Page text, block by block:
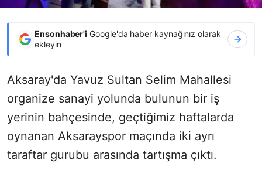
Ensonhaber'i Google'da haber kaynağınız olarak
ekleyin
Aksaray'da Yavuz Sultan Selim Mahallesi
organize sanayi yolunda bulunun bir iş
yerinin bahçesinde, geçtiğimiz haftalarda
oynanan Aksarayspor maçında iki ayrı
taraftar gurubu arasında tartışma çıktı.